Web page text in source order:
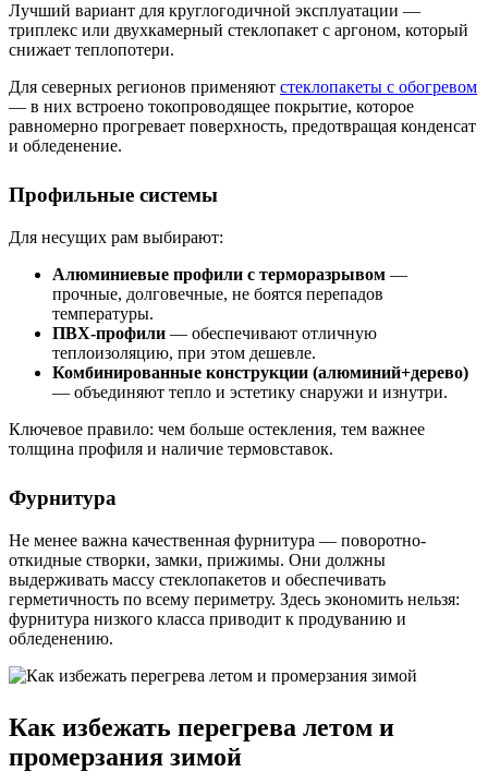
Лучший вариант для круглогодичной эксплуатации —
триплекс или двухкамерный стеклопакет с аргоном, который
снижает теплопотери.
Для северных регионов применяют стеклопакеты с обогревом
— в них встроено токопроводящее покрытие, которое
равномерно прогревает поверхность, предотвращая конденсат
и обледенение.
Профильные системы
Для несущих рам выбирают:
Алюминиевые профили с терморазрывом —
прочные, долговечные, не боятся перепадов
температуры.
ПВХ-профили — обеспечивают отличную
теплоизоляцию, при этом дешевле.
Комбинированные конструкции (алюминий+дерево)
— объединяют тепло и эстетику снаружи и изнутри.
Ключевое правило: чем больше остекления, тем важнее
толщина профиля и наличие термовставок.
Фурнитура
Не менее важна качественная фурнитура — поворотно-
откидные створки, замки, прижимы. Они должны
выдерживать массу стеклопакетов и обеспечивать
герметичность по всему периметру. Здесь экономить нельзя:
фурнитура низкого класса приводит к продуванию и
обледенению.
Как избежать перегрева летом и
промерзания зимой